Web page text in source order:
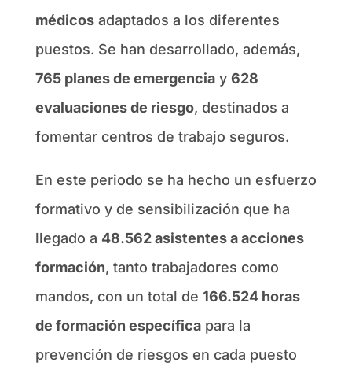
médicosadaptados a los diferentes
puestos. Se han desarrollado, además,
765 planes de emergenciay 628
evaluaciones de riesgo, destinados a
fomentar centros de trabajo seguros.
En este periodo se ha hecho un esfuerzo
formativo y de sensibilización que ha
llegado a 48.562 asistentes a acciones
formación, tanto trabajadores como
mandos, con un total de 166.524 horas
de formación específicapara la
prevención de riesgos en cada puesto